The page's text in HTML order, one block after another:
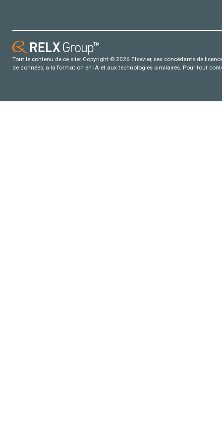
Tout le contenu de ce site: Copyright © 2026 Elsevier, ses concédants de
de données, a la formation en IA et aux technologies similaires. Pour tout